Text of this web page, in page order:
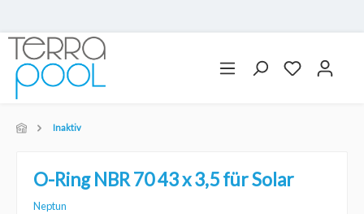
Inaktiv
O-Ring NBR 70 43 x 3,5 für Solar
Neptun